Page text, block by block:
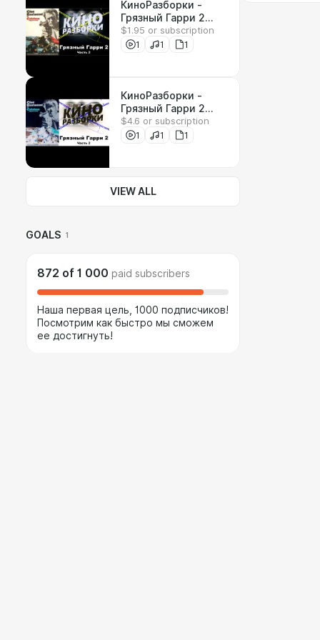
КиноРазборки -
Грязный Гарри 2
(Часть 2) + КОНКУРС
$1.95 or subscription
1
1 1
КиноРазборки -
Грязный Гарри 2
(Часть 2)
(РАСШИРЕННАЯ
$4.6 or subscription
1
1 1
VIEW ALL
GOALS 1
872 of 1 000 paid subscribers
Наша первая цель, 1000 подписчиков!
Посмотрим как быстро мы сможем
ее достигнуть!